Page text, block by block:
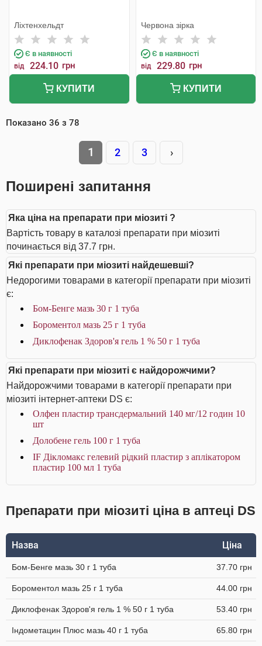
Ліхтенхельдт
Є в наявності
від 224.10 грн
КУПИТИ
Червона зірка
Є в наявності
від 229.80 грн
КУПИТИ
Показано 36 з 78
1 2 3 ›
Поширені запитання
Яка ціна на препарати при міозиті ?
Вартість товару в каталозі препарати при міозиті
починається від 37.7 грн.
Які препарати при міозиті найдешевші?
Недорогими товарами в категорії препарати при міозиті
є:
Бом-Бенге мазь 30 г 1 туба
Бороментол мазь 25 г 1 туба
Диклофенак Здоров'я гель 1 % 50 г 1 туба
Які препарати при міозиті є найдорожчими?
Найдорожчими товарами в категорії препарати при
міозиті інтернет-аптеки DS є:
Олфен пластир трансдермальний 140 мг/12 годин 10
шт
Долобене гель 100 г 1 туба
IF Дікломакс гелевий рідкий пластир з аплікатором
пластир 100 мл 1 туба
Препарати при міозиті ціна в аптеці DS
Назва Ціна
Бом-Бенге мазь 30 г 1 туба 37.70 грн
Бороментол мазь 25 г 1 туба 44.00 грн
Диклофенак Здоров'я гель 1 % 50 г 1 туба 53.40 грн
Індометацин Плюс мазь 40 г 1 туба 65.80 грн